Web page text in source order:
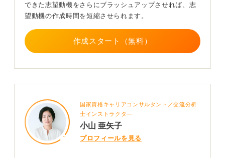
常に評価されるスキルとして志望動機に反映させまし
結果、未経験ながら大手の受電センターに採用されてい
ます。
まず傾聴力と冷静さです。コールセンターでは怒りや不
安を抱えたお客様が多いため、感情的な相手に落ち着い
て対応した経験は評価されます。
できた志望動機をさらにブラッシュアップさせれば、志
望動機の作成時間を短縮させられます。
作成スタート（無料）
国家資格キャリアコンサルタント／交流分析
士インストラクタ―
小山 亜矢子
プロフィールを見る